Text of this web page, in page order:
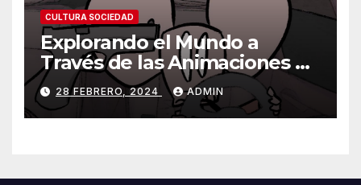
CULTURA SOCIEDAD
Explorando el Mundo a
Través de las Animaciones de
Olmo Cuarón / ¿Qué es el
autismo?
28 FEBRERO, 2024 ADMIN